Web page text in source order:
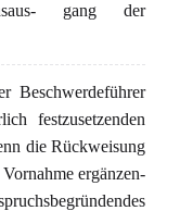
gang der
Beschwerdeführer
festzusetzenden
die Rückweisung
ergänzen-